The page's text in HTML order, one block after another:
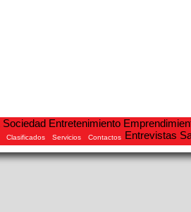
Sociedad Entretenimiento
Entrevistas
Clasificados Servicios Contactos